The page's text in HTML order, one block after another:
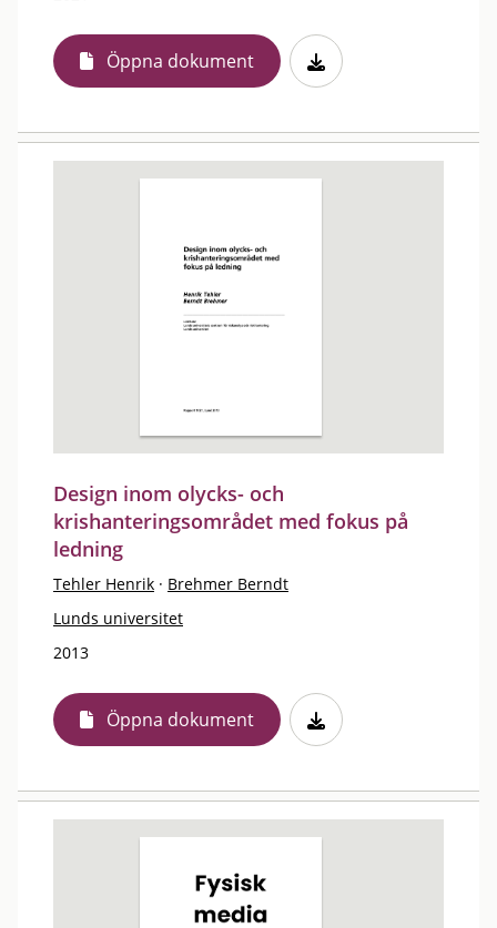
Öppna dokument
Design inom olycks- och
krishanteringsområdet med fokus på
ledning
Tehler Henrik · Brehmer Berndt
Lunds universitet
2013
Öppna dokument